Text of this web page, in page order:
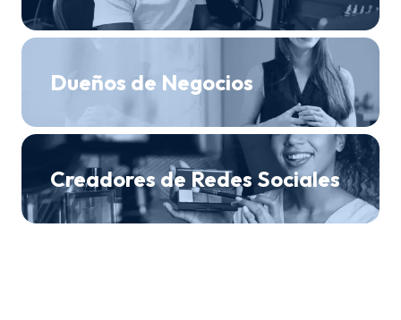
Dueños de Negocios
Creadores de Redes Sociales